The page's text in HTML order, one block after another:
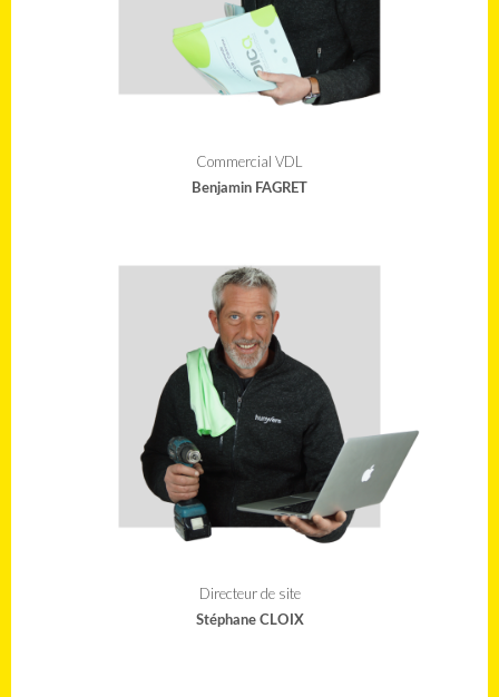
Commercial VDL
Benjamin FAGRET
Directeur de site
Stéphane CLOIX